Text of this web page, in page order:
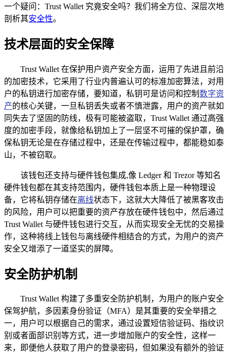
一个疑问：Trust Wallet 究竟安全吗？我们将全方位、深层次地
剖析其安全性。
技术层面的安全保障
Trust Wallet 在保护用户资产安全方面，运用了先进且前沿
的加密技术，它采用了行业内普遍认可的标准加密算法，对用
户的私钥进行加密存储，要知道，私钥可是访问和控制 数字资
产的核心关键，一旦私钥丢失或者不慎泄露，用户的资产就如
同失去了坚固的防线，极有可能被盗取，Trust Wallet 通过高强
度的加密手段，就像给私钥加上了一层坚不可摧的保护罩，确
保私钥无论是在存储过程中，还是在传输过程中，都能稳如泰
山，不被窃取。
该钱包还支持与硬件钱包集成,像 Ledger 和 Trezor 等知名
硬件钱包都在其支持范围内，硬件钱包本质上是一种物理设
备，它将私钥存储在离线状态下，这就大大降低了被黑客攻击
的风险，用户可以把重要的资产存放在硬件钱包中，然后通过
Trust Wallet 与硬件钱包进行交互，从而实现安全无忧的交易操
作，这种将线上钱包与离线硬件相结合的方式，为用户的资产
安全又增添了一道坚实的屏障。
安全防护机制
Trust Wallet 构建了多重安全防护机制，为用户的账户安全
保驾护航，多因素身份验证（MFA）是其重要的安全举措之
一，用户可以根据自己的需求，通过设置短信验证码、指纹识
别或者面部识别等方式，进一步增加账户的安全性，这样一
来，即便他人获取了用户的登录密码，但如果没有额外的验证